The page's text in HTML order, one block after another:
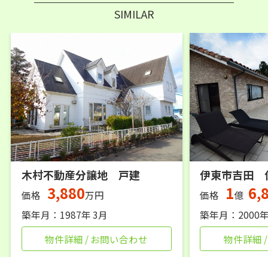
SIMILAR
木村不動産分譲地 戸建
価格 3,880万円
築年月：1987年 3月
物件詳細 / お問い合わせ
伊東市吉田
価格 1億
築年月：2000
物件詳細